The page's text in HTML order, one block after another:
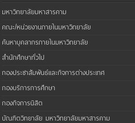
มหาวิทยาลัยมหาสารคาม
คณะ/หน่วยงานภายในมหาวิทยาลัย
ค้นหาบุคลากรภายในมหาวิทยาลัย
สำนักศึกษาทั่วไป
กองประชาสัมพันธ์และกิจการต่างประเทศ
กองบริการการศึกษา
กองกิจการนิสิต
บัณฑิตวิทยาลัย มหาวิทยาลัยมหาสารคาม